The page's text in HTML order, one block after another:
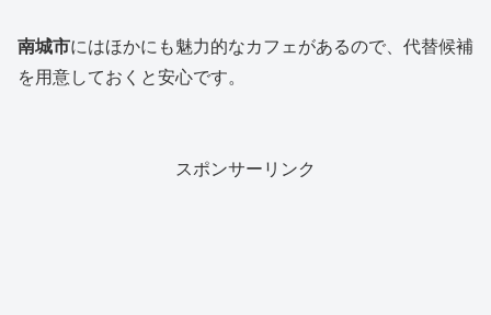
南城市にはほかにも魅力的なカフェがあるので、代替候補
を用意しておくと安心です。
スポンサーリンク